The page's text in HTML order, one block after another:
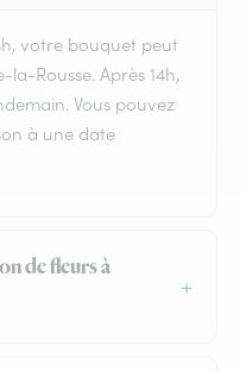
votre bouquet peut
Rousse. Après 14h,
Vous pouvez
à une date
de fleurs à